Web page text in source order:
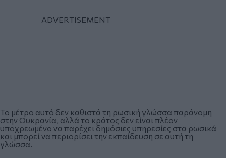
Το μέτρο αυτό δεν καθιστά τη ρωσική γλώσσα παράνομη
στην Ουκρανία, αλλά το κράτος δεν είναι πλέον
υποχρεωμένο να παρέχει δημόσιες υπηρεσίες στα ρωσικά
και μπορεί να περιορίσει την εκπαίδευση σε αυτή τη
γλώσσα.